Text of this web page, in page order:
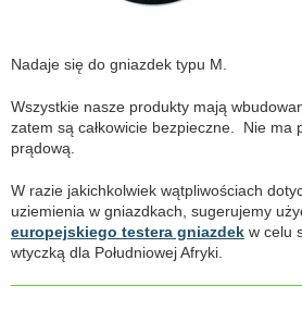
Nadaje się do gniazdek typu M.
Wszystkie nasze produkty mają
zatem są całkowicie bezpieczne. Nie ma
prądową.
W razie jakichkolwiek wątpliwościach
uziemienia w gniazdkach, sugerujemy
europejskiego testera gniazdek w celu
wtyczką dla Południowej Afryki.